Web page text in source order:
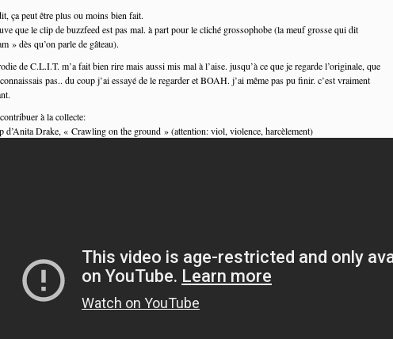
ça peut être plus ou moins bien fait.
que le clip de buzzfeed est pas mal. à part pour le cliché grossophobe (la meuf grosse qui dit
» dès qu’on parle de gâteau).
de C.L.I.T. m’a fait bien rire mais aussi mis mal à l’aise. jusqu’à ce que je regarde l’originale, que
pas.. du coup j’ai essayé de le regarder et BOAH. j’ai même pas pu finir. c’est vraiment
à la collecte:
d’Anita Drake, « Crawling on the ground » (attention: viol, violence, harcèlement)